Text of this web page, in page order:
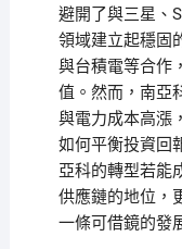
避開了與三星、
領域建立起穩固
與台積電等合作
值。然而，南亞
與電力成本高漲
如何平衡投資回
亞科的轉型若能
供應鏈的地位，
一條可借鏡的發